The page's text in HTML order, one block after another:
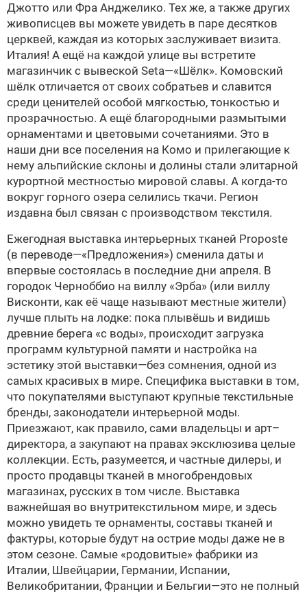
Джотто или Фра Анджелико. Тех же, а также других
живописцев вы можете увидеть в паре десятков
церквей, каждая из которых заслуживает визита.
Италия! А ещё на каждой улице вы встретите
магазинчик с вывеской Seta—«Шёлк». Комовский
шёлк отличается от своих собратьев и славится
среди ценителей особой мягкостью, тонкостью и
прозрачностью. А ещё благородными размытыми
орнаментами и цветовыми сочетаниями. Это в
наши дни все поселения на Комо и прилегающие к
нему альпийские склоны и долины стали элитарной
курортной местностью мировой славы. А когда-то
вокруг горного озера селились ткачи. Регион
издавна был связан с производством текстиля.
Ежегодная выставка интерьерных тканей Proposte
(в переводе—«Предложения») сменила даты и
впервые состоялась в последние дни апреля. В
городок Черноббио на виллу «Эрба» (или виллу
Висконти, как её чаще называют местные жители)
лучше плыть на лодке: пока плывёшь и видишь
древние берега «с воды», происходит загрузка
программ культурной памяти и настройка на
эстетику этой выставки—без сомнения, одной из
самых красивых в мире. Специфика выставки в том,
что покупателями выступают крупные текстильные
бренды, законодатели интерьерной моды.
Приезжают, как правило, сами владельцы и арт–
директора, а закупают на правах эксклюзива целые
коллекции. Есть, разумеется, и частные дилеры, и
просто продавцы тканей в много­брен­довых
магазинах, русских в том числе. Вы­ставка
важнейшая во внутритекстильном мире, и здесь
можно увидеть те орнаменты, составы тканей и
фактуры, которые будут на острие моды даже не в
этом сезоне. Самые «родовитые» фабрики из
Италии, Швейцарии, Германии, Испании,
Великобритании, Франции и Бельгии—это не полный